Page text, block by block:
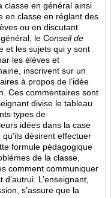
classe en général ainsi
en classe en réglant des
ou en discutant
le Conseil de
et les sujets qui y sont
les élèves et
inscrivent sur un
à propos de l’idée
Ces commentaires sont
divise le tableau
types de
idées dans la case
désirent effectuer
formule pédagogique
de la classe,
comment communiquer
L’enseignant,
s’assure que la